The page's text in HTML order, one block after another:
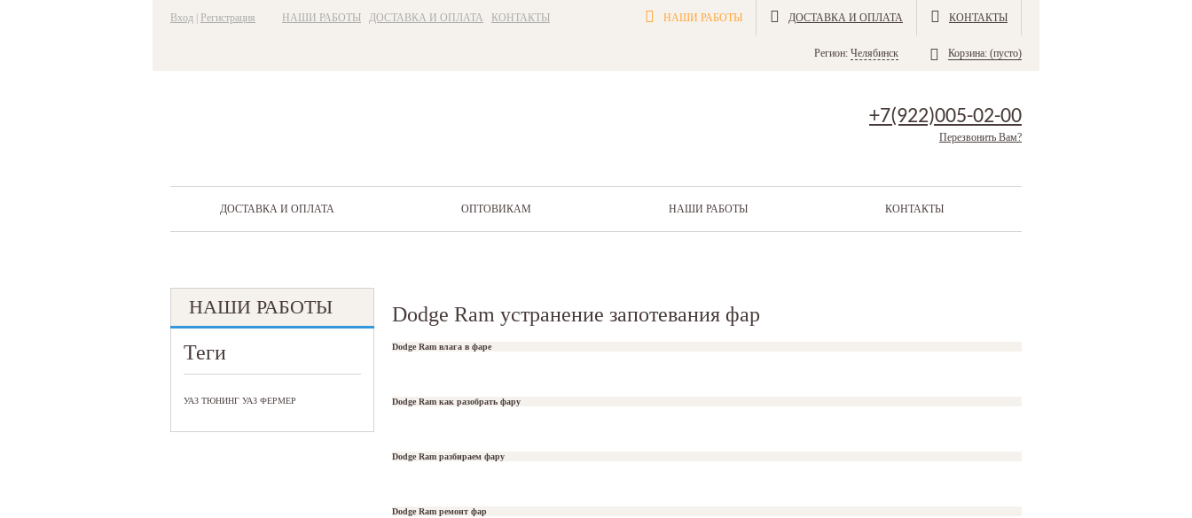
Вход Регистрация НАШИ РАБОТЫ ДОСТАВКА И ОПЛАТА КОНТАКТЫ НАШИ РАБОТЫ ДОСТАВКА И ОПЛАТА КОНТАКТЫ
Регион: Челябинск Корзина: (пусто)
+7(922)005-02-00
Перезвонить Вам?
ДОСТАВКА И ОПЛАТА ОПТОВИКАМ НАШИ РАБОТЫ КОНТАКТЫ
НАШИ РАБОТЫ
Теги
УАЗ ТЮНИНГ УАЗ ФЕРМЕР
Dodge Ram устранение запотевания фар
Dodge Ram влага в фаре
Dodge Ram как разобрать фару
Dodge Ram разбираем фару
Dodge Ram ремонт фар